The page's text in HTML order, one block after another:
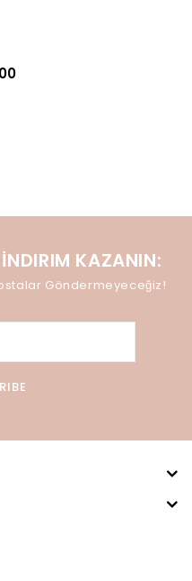
KAZANIN:
Göndermeyeceğiz!